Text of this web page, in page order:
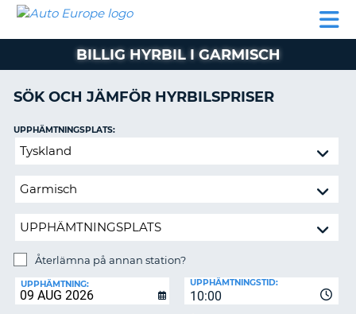
HYRBIL
HYRA
PARTNER
AUTO
EUROPE
HYRBIL
HYRA
MIN
MEDLEMSINFORMATION
BOKNING
SVERIGE
BILLIG HYRBIL I GARMISCH
SÖK OCH JÄMFÖR HYRBILSPRISER
Återlämna
annan
UPPHÄMTNINGSPLATS:
Återlämna på annan station?
UPPHÄMTNING:
10:00
UPPHÄMTNINGSTID: